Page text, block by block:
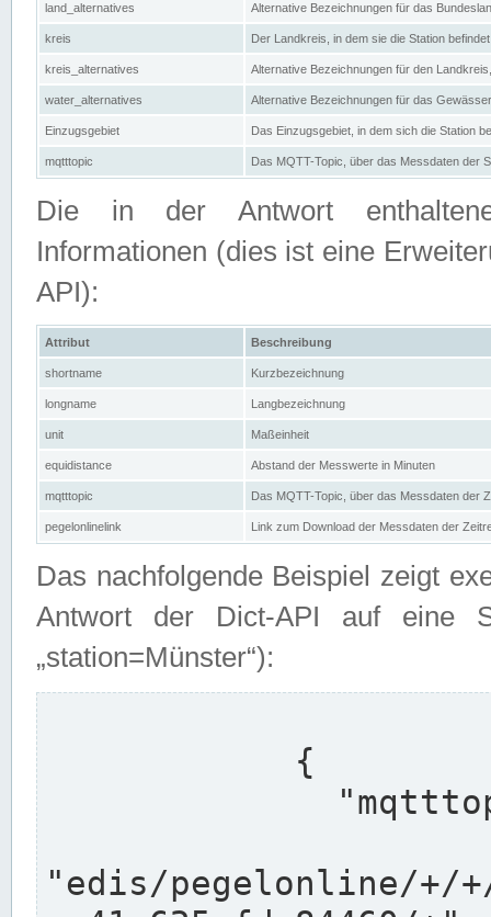
land_alternatives Alternative Bezeichnungen für das
kreis Der Landkreis, in dem sie die Station befindet
kreis_alternatives Alternative Bezeichnungen für den
water_alternatives Alternative Bezeichnungen für das
Einzugsgebiet Das Einzugsgebiet, in dem sich die Station
mqtttopic Das MQTT-Topic, über das Messdaten der
Die in der Antwort
Informationen (dies ist eine
API):
Attribut Beschreibung
shortname Kurzbezeichnung
longname Langbezeichnung
unit Maßeinheit
equidistance Abstand der Messwerte in Minuten
mqtttopic Das MQTT-Topic, über das Messdaten der
pegelonlinelink Link zum Download der Messdaten der
Das nachfolgende Beispiel zeigt
Antwort der Dict-API auf eine
„station=Münster“):
"edis/pegelonline/+/